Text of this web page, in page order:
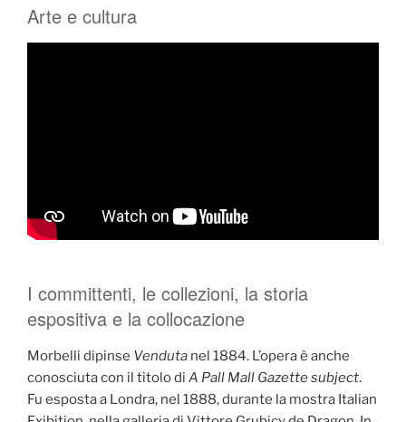
Arte e cultura
I committenti, le collezioni, la storia
espositiva e la collocazione
Morbelli dipinse Venduta nel 1884. L’opera è anche
conosciuta con il titolo di A Pall Mall Gazette subject.
Fu esposta a Londra, nel 1888, durante la mostra Italian